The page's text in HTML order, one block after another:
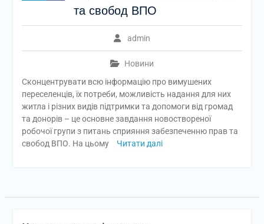
та свобод ВПО
admin
Новини
Сконцентрувати всю інформацію про вимушених
переселенців, їх потреби, можливість надання для них
житла і різних видів підтримки та допомоги від громад
та донорів – це основне завдання новоствореної
робочої групи з питань сприяння забезпеченню прав та
свобод ВПО. На цьому
Читати далі